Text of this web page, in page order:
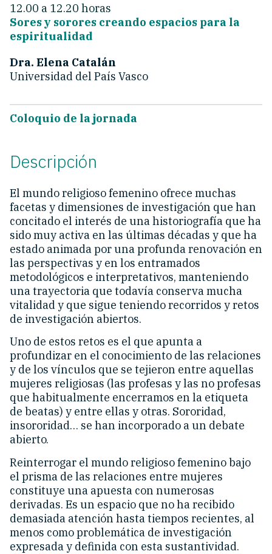
12.00 a 12.20 horas
Sores y sorores creando espacios para la
espiritualidad
Dra. Elena Catalán
Universidad del País Vasco
Coloquio de la jornada
Descripción
El mundo religioso femenino ofrece muchas
facetas y dimensiones de investigación que han
concitado el interés de una historiografía que ha
sido muy activa en las últimas décadas y que ha
estado animada por una profunda renovación en
las perspectivas y en los entramados
metodológicos e interpretativos, manteniendo
una trayectoria que todavía conserva mucha
vitalidad y que sigue teniendo recorridos y retos
de investigación abiertos.
Uno de estos retos es el que apunta a
profundizar en el conocimiento de las relaciones
y de los vínculos que se tejieron entre aquellas
mujeres religiosas (las profesas y las no profesas
que habitualmente encerramos en la etiqueta
de beatas) y entre ellas y otras. Sororidad,
insororidad… se han incorporado a un debate
abierto.
Reinterrogar el mundo religioso femenino bajo
el prisma de las relaciones entre mujeres
constituye una apuesta con numerosas
derivadas. Es un espacio que no ha recibido
demasiada atención hasta tiempos recientes, al
menos como problemática de investigación
expresada y definida con esta sustantividad.